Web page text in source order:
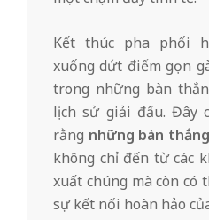
Kết thúc pha phối
xuống dứt điểm gọn
trong những bàn
lịch sử giải đấu. Đây
rằng những bàn thắng
không chỉ đến từ các
xuất chúng mà còn có
sự kết nối hoàn hảo